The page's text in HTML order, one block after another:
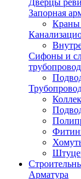
Дверцы
Запорная
Краны
Сифоны и
Арматура